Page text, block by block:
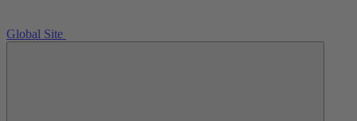
Global Site